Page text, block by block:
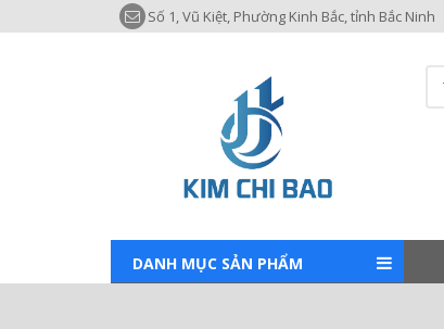
Số 1, Vũ Kiệt, Phường Kinh Bắc, tỉnh Bắc Ninh
DANH MỤC SẢN PHẨM